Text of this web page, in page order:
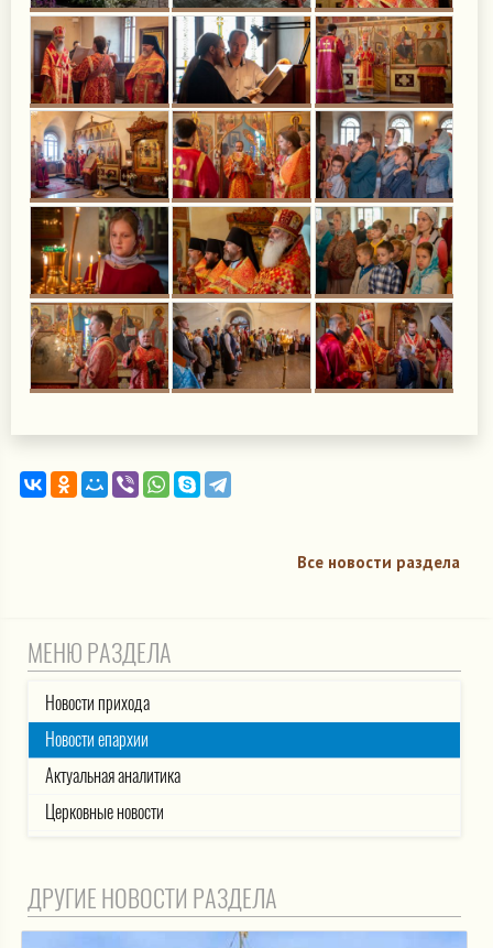
Все новости раздела
МЕНЮ РАЗДЕЛА
Новости прихода
Новости епархии
Актуальная аналитика
Церковные новости
ДРУГИЕ НОВОСТИ РАЗДЕЛА